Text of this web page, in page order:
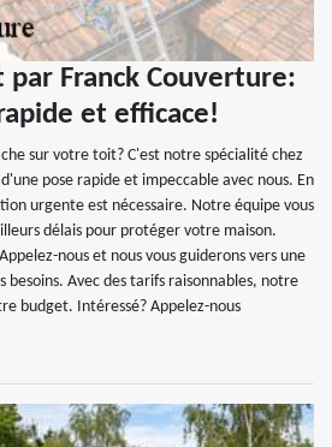
par Franck Couverture:
et efficace!
sur votre toit? C'est notre spécialité chez
pose rapide et impeccable avec nous. En
urgente est nécessaire. Notre équipe vous
délais pour protéger votre maison.
nous et nous vous guiderons vers une
besoins. Avec des tarifs raisonnables, notre
budget. Intéressé? Appelez-nous